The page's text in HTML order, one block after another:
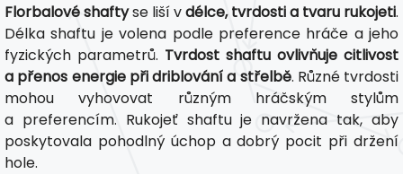
Florbalové shaftyse liší vdélce, tvrdosti a tvaru rukojeti.
Délka shaftu je volena podle preference hráče a jeho
fyzických parametrů. Tvrdost shaftu ovlivňuje citlivost
a přenos energie při driblování a střelbě. Různé tvrdosti
mohou vyhovovat různým hráčským stylům
a preferencím. Rukojeť shaftu je navržena tak, aby
poskytovala pohodlný úchop a dobrý pocit při držení
hole.